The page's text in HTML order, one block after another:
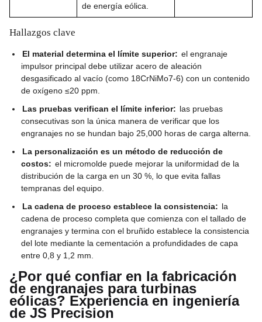
de energía eólica.
Hallazgos clave
El material determina el límite superior: el engranaje
impulsor principal debe utilizar acero de aleación
desgasificado al vacío (como 18CrNiMo7-6) con un contenido
de oxígeno ≤20 ppm.
Las pruebas verifican el límite inferior: las pruebas
consecutivas son la única manera de verificar que los
engranajes no se hundan bajo 25,000 horas de carga alterna.
La personalización es un método de reducción de
costos: el micromolde puede mejorar la uniformidad de la
distribución de la carga en un 30 %, lo que evita fallas
tempranas del equipo.
La cadena de proceso establece la consistencia: la
cadena de proceso completa que comienza con el tallado de
engranajes y termina con el bruñido establece la consistencia
del lote mediante la cementación a profundidades de capa
entre 0,8 y 1,2 mm.
¿Por qué confiar en la fabricación
de engranajes para turbinas
eólicas? Experiencia en ingeniería
de JS Precision